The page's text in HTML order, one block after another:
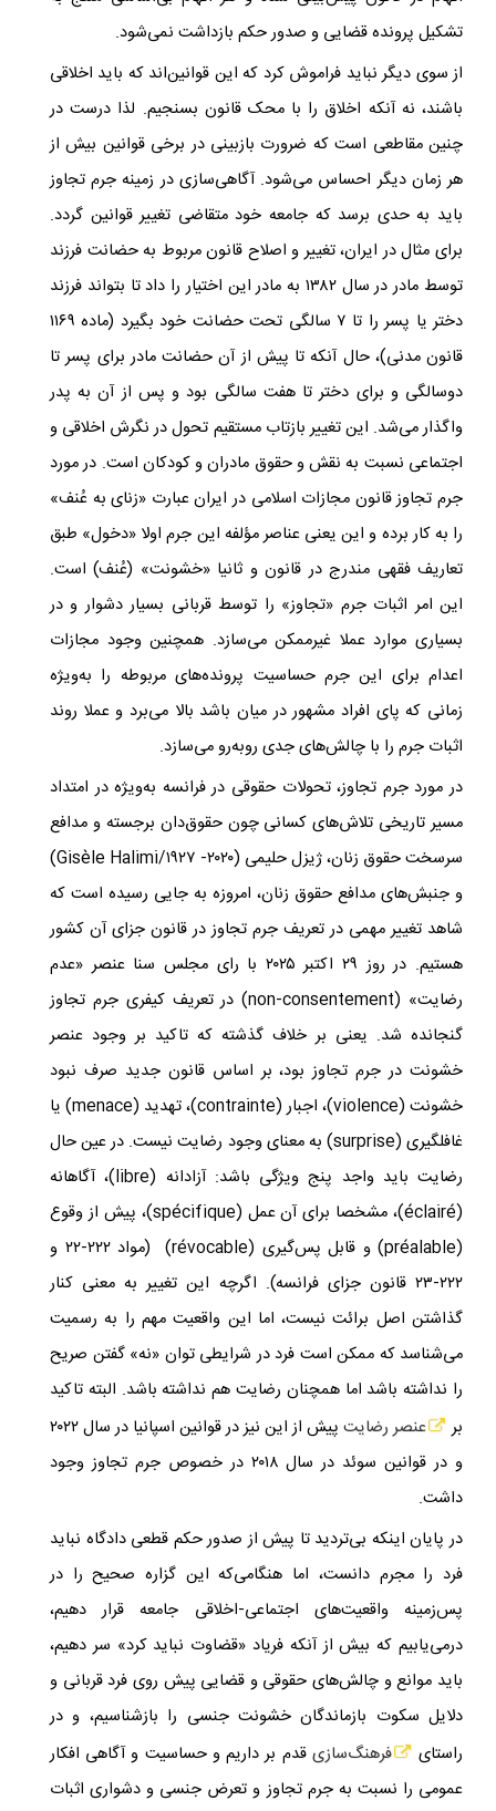
تشکیل پرونده‌ قضایی و صدور حکم بازداشت نمی‌شود.
از سوی دیگر نباید فراموش کرد که این قوانین‌اند که باید اخلاقی
باشند، نه‌ آنکه اخلاق را با محک قانون بسنجیم. لذا درست در
چنین مقاطعی است که ضرورت بازبینی در برخی قوانین بیش از
هر زمان دیگر احساس می‌شود. آگاهی‌سازی در زمینه‌ جرم تجاوز
باید به حدی برسد که جامعه خود‌ متقاضی تغییر قوانین گردد.
برای مثال در ایران، تغییر و اصلاح قانون مربوط به حضانت فرزند
توسط مادر در سال ۱۳۸۲ به مادر این اختیار را داد تا بتواند فرزند
دختر یا پسر را تا ۷ سالگی تحت حضانت خود بگیرد (ماده ۱۱۶۹
قانون مدنی)، حال آنکه تا پیش از آن حضانت مادر برای پسر تا
دوسالگی و برای دختر تا هفت سالگی بود و پس از آن به پدر
واگذار می‌شد. این تغییر بازتاب مستقیم تحول در نگرش اخلاقی و
اجتماعی نسبت به نقش و حقوق مادران و کودکان است. در مورد
جرم تجاوز قانون مجازات اسلامی در ایران عبارت «زنای به عُنف‌»‌
را به کار برده و این یعنی عناصر مؤلفه‌ این جرم اولا «دخول»‌ طبق
تعاریف فقهی مندرج در قانون و ثانیا «خشونت» (عُنف) است.
این امر اثبات جرم «تجاوز» را توسط قربانی بسیار دشوار و در
بسیاری موارد عملا غیرممکن می‌سازد. همچنین وجود مجازات
اعدام برای این جرم حساسیت پرونده‌های مربوطه را به‌ویژه
زمانی که پای افراد مشهور در میان باشد بالا می‌برد و عملا روند
اثبات جرم را با چالش‌های جدی روبه‌رو می‌سازد.
در مورد جرم تجاوز، تحولات حقوقی در فرانسه به‌ویژه در امتداد
مسیر تاریخی تلاش‌های کسانی چون حقوق‌دان برجسته و مدافع
سرسخت حقوق زنان، ژیزل حلیمی (۲۰۲۰- ۱۹۲۷/
Gisèle Halimi
)
و جنبش‌های مدافع حقوق زنان، امروزه به جایی رسیده است که
شاهد تغییر مهمی در تعریف جرم تجاوز در قانون جزای آن کشور
هستیم. در روز ۲۹ اکتبر ۲۰۲۵ با رای مجلس سنا عنصر «عدم
رضایت» (non-consentement) در تعریف کیفری جرم تجاوز
گنجانده شد. یعنی بر خلاف گذشته که تاکید بر وجود عنصر
خشونت در جرم تجاوز بود، بر اساس قانون جدید صرف نبود
خشونت (violence)، اجبار (contrainte)، تهدید (enace m) یا
غافلگیری (surprise) به معنای وجود رضایت نیست. در عین حال
رضایت باید واجد پنج ویژگی باشد: آزادانه (libre)، آگاهانه
(
éclairé)، مشخصا برای آن عمل (spécifique)، پیش از وقوع
(
préalable) و قابل پس‌گیری (révocable
) (مواد ۲۲۲-۲۲ و
۲۲۲-۲۳ قانون جزای فرانسه). اگرچه این تغییر به معنی کنار
گذاشتن اصل برائت نیست، اما این واقعیت مهم را به رسمیت
می‌شناسد که ممکن است فرد در شرایطی توان «نه» گفتن صریح
را نداشته باشد اما همچنان رضایت هم نداشته باشد. البته تاکید
بر
عنصر رضایت
پیش از این نیز در قوانین اسپانیا در سال ۲۰۲۲
و در قوانین سوئد در سال ۲۰۱۸ در خصوص جرم تجاوز وجود
داشت.
در پایان اینکه بی‌تردید تا پیش از صدور حکم قطعی دادگاه نباید
فرد را مجرم دانست، اما هنگامی‌که این گزاره‌ صحیح را در
پس‌زمینه‌ واقعیت‌های اجتماعی-اخلاقی جامعه قرار دهیم،
درمی‌یابیم که بیش از آنکه فریاد «قضاوت نباید کرد» سر دهیم،
باید موانع و چالش‌های حقوقی و قضایی پیش روی فرد قربانی و
دلایل سکوت بازماندگان خشونت جنسی را بازشناسیم، و در
راستای
فرهنگ‌سازی قدم بر داریم و حساسیت و آگاهی افکار
عمومی را نسبت به جرم تجاوز و تعرض جنسی و دشواری اثبات